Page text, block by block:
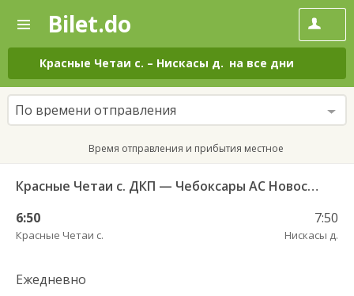
—
Поиск
и
покупка
билетов
на
автобус
онлайн
Bilet.do
Красные Четаи с. – Нискасы д. на все дни
По времени отправления
Время отправления и прибытия местное
Красные Четаи с. ДКП — Чебоксары АС Новосельская ч/з Нискасы д. 714
6:50
Красные Четаи с.
7:50
Нискасы д.
Ежедневно